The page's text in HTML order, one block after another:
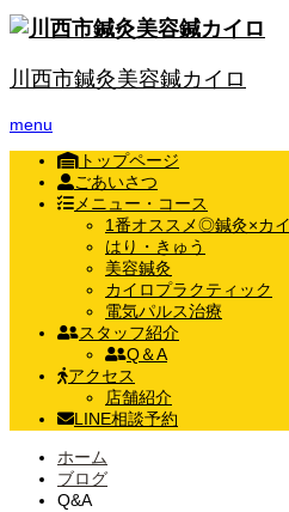
川西市鍼灸美容鍼カイロ
menu
トップページ
ごあいさつ
メニュー・コース
1番オススメ◎鍼灸×カ
はり・きゅう
美容鍼灸
カイロプラクティック
電気パルス治療
スタッフ紹介
Q＆A
アクセス
店舗紹介
LINE相談予約
ホーム
ブログ
Q&A